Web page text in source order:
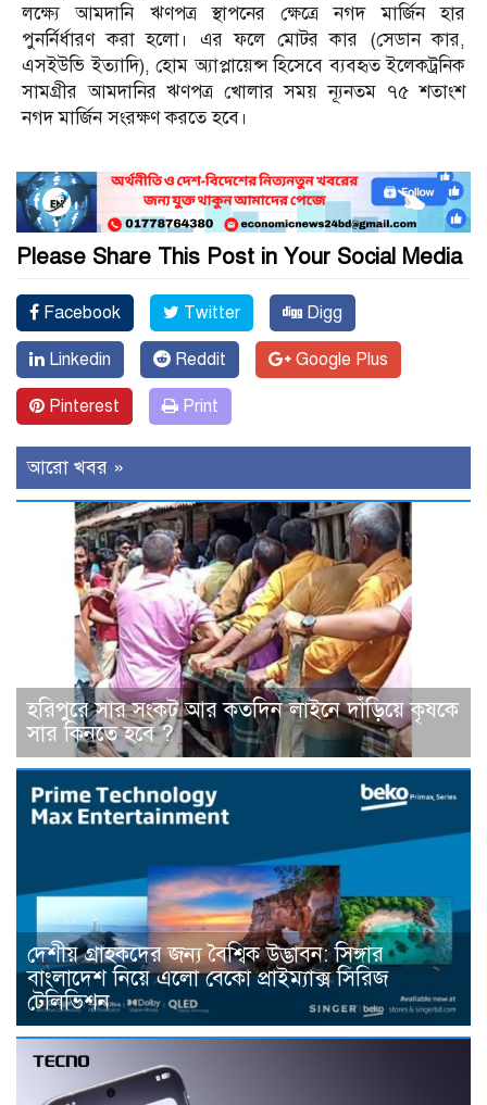
লক্ষ্যে আমদানি ঋণপত্র স্থাপনের ক্ষেত্রে নগদ মার্জিন হার
পুনর্নির্ধারণ করা হলো। এর ফলে মোটর কার (সেডান কার,
এসইউভি ইত্যাদি), হোম অ্যাপ্লায়েন্স হিসেবে ব্যবহৃত ইলেকট্রনিক
সামগ্রীর আমদানির ঋণপত্র খোলার সময় ন্যূনতম ৭৫ শতাংশ
নগদ মার্জিন সংরক্ষণ করতে হবে।
Please Share This Post in Your Social Media
Facebook Twitter Digg
Linkedin Reddit Google Plus
Pinterest Print
আরো খবর »
হরিপুরে সার সংকট আর কতদিন লাইনে দাঁড়িয়ে কৃষকে
সার কিনতে হবে ?
দেশীয় গ্রাহকদের জন্য বৈশ্বিক উদ্ভাবন: সিঙ্গার
বাংলাদেশ নিয়ে এলো বেকো প্রাইম্যাক্স সিরিজ
টেলিভিশন